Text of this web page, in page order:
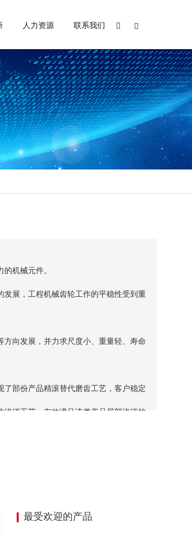
人力资源 联系我们
机械元件。
展，工程机械齿轮工作的平稳性受到重
向发展，并力求尺度小、重量轻、寿命
部份产品精滚替代磨齿工艺，客户稳定
碳工艺，有效满足该类产品局部渗碳的
降低30%以上，防渗碳失效造成焊接开
最受欢迎的产品